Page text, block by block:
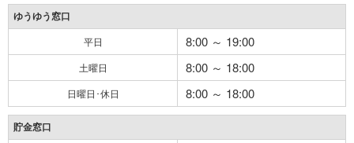
ゆうゆう窓口
平日 8:00 ～ 19:00
土曜日 8:00 ～ 18:00
日曜日･休日 8:00 ～ 18:00
貯金窓口